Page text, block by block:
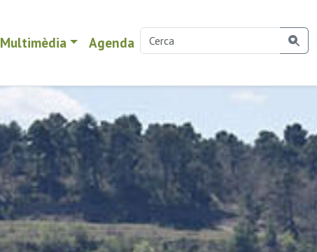
Multimèdia Agenda